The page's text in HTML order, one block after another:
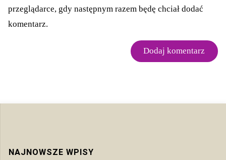
przeglądarce, gdy następnym razem będę chciał dodać
komentarz.
NAJNOWSZE WPISY